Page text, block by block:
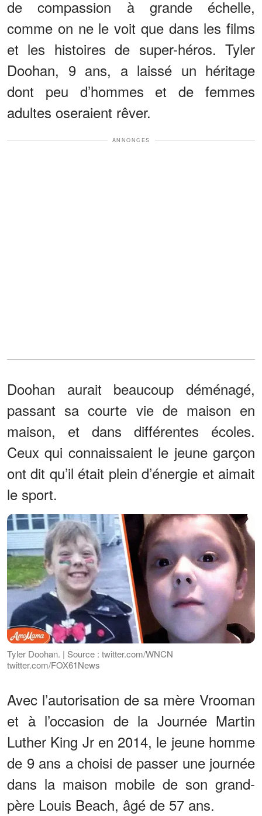
de compassion à grande échelle,
comme on ne le voit que dans les films
et les histoires de super-héros. Tyler
Doohan, 9 ans, a laissé un héritage
dont peu d’hommes et de femmes
adultes oseraient rêver.
ANNONCES
Doohan aurait beaucoup déménagé,
passant sa courte vie de maison en
maison, et dans différentes écoles.
Ceux qui connaissaient le jeune garçon
ont dit qu’il était plein d’énergie et aimait
le sport.
Tyler Doohan. | Source : twitter.com/WNCN
twitter.com/FOX61News
Avec l’autorisation de sa mère Vrooman
et à l’occasion de la Journée Martin
Luther King Jr en 2014, le jeune homme
de 9 ans a choisi de passer une journée
dans la maison mobile de son grand-
père Louis Beach, âgé de 57 ans.